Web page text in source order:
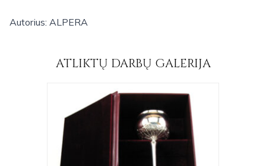
Autorius: ALPERA
ATLIKTŲ DARBŲ GALERIJA